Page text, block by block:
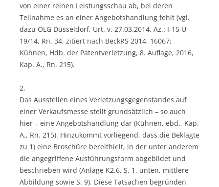
von einer reinen Leistungsschau ab, bei deren
Teilnahme es an einer Angebotshandlung fehlt (vgl.
dazu OLG Düsseldorf, Urt. v. 27.03.2014, Az.: I-15 U
19/14, Rn. 34, zitiert nach BeckRS 2014, 16067;
Kühnen, Hdb. der Patentverletzung, 8. Auflage, 2016,
Kap. A., Rn. 215).
2.
Das Ausstellen eines Verletzungsgegenstandes auf
einer Verkaufsmesse stellt grundsätzlich – so auch
hier – eine Angebotshandlung dar (Kühnen, ebd., Kap.
A., Rn. 215). Hinzukommt vorliegend, dass die Beklagte
zu 1) eine Broschüre bereithielt, in der unter anderem
die angegriffene Ausführungsform abgebildet und
beschrieben wird (Anlage K2.6, S. 1, unten, mittlere
Abbildung sowie S. 9). Diese Tatsachen begründen